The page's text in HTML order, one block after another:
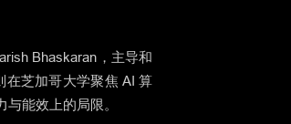
Bhaskaran，主导和
在芝加哥大学聚焦 AI 算
能效上的局限。